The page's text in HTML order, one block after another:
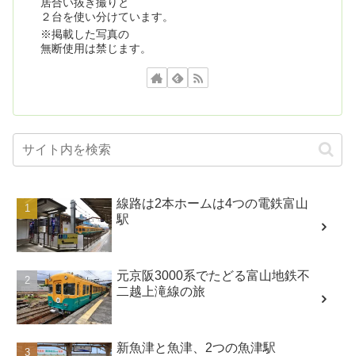
２台を使い分けています。
※掲載した写真の
無断使用は禁じます。
線路は2本ホームは4つの電鉄富山
駅
元京阪3000系でたどる富山地鉄不
二越上滝線の旅
新魚津と魚津、2つの魚津駅